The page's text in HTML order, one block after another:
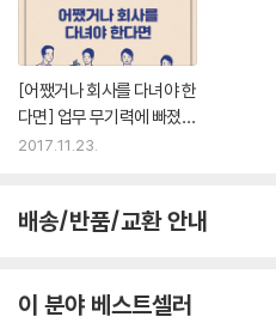
[어쨌거나 회사를 다녀야 한
다면] 업무 무기력에 빠졌다
면
2017.11.23.
배송/반품/교환 안내
이 분야 베스트셀러